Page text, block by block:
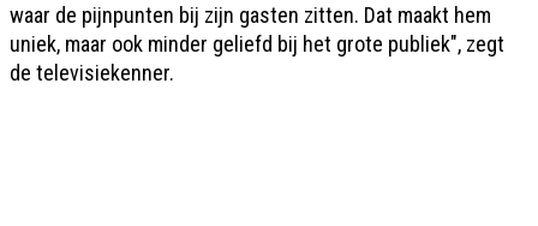
waar de pijnpunten bij zijn gasten zitten. Dat maakt hem
uniek, maar ook minder geliefd bij het grote publiek", zegt
de televisiekenner.